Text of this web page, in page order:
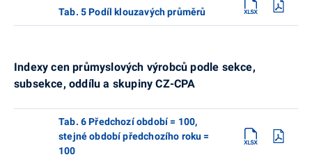
Tab. 5 Podíl klouzavých průměrů
Indexy cen průmyslových výrobců podle sekce,
subsekce, oddílu a skupiny CZ-CPA
Tab. 6 Předchozí období = 100,
stejné období předchozího roku =
100